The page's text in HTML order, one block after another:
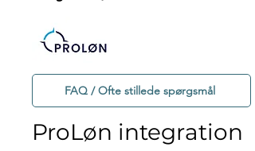
FAQ / Ofte stillede spørgsmål
ProLøn integration